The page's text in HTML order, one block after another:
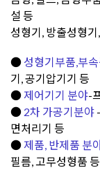
설 등
성형기, 방출성형
●성형기부품,부
기, 공기압기기 등
●제어기기 분야-
● 2차 가공기분야
면처리기 등
●제품, 반제품 분
필름, 고무성형품 등